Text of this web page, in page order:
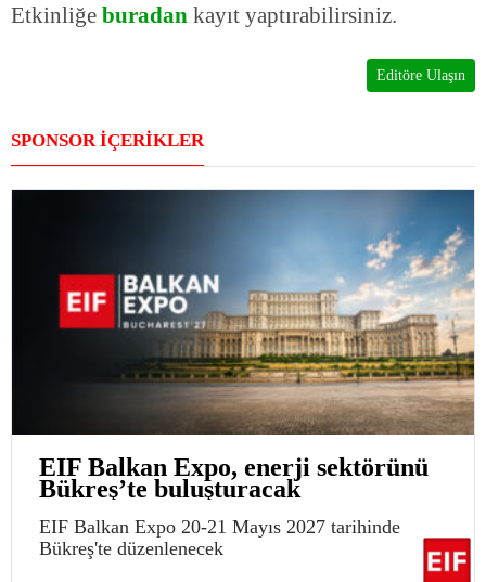
Etkinliğe buradan kayıt yaptırabilirsiniz.
Editöre Ulaşın
SPONSOR İÇERİKLER
EIF Balkan Expo, enerji sektörünü
Bükreş’te buluşturacak
EIF Balkan Expo 20-21 Mayıs 2027 tarihinde
Bükreş'te düzenlenecek